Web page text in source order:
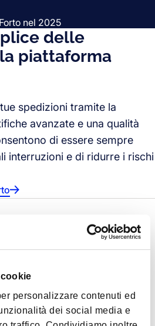
personalizzare contenuti ed
dei social media e
nel 2025
delle
piattaforma
spedizioni tramite la
avanzate e una qualità
di essere sempre
interruzioni e di ridurre i rischi
efficienti e documentazione
risparmiare tempo prezioso
con i tuoi fornitori.
ai documenti
ottimizzate
e dati 24/7